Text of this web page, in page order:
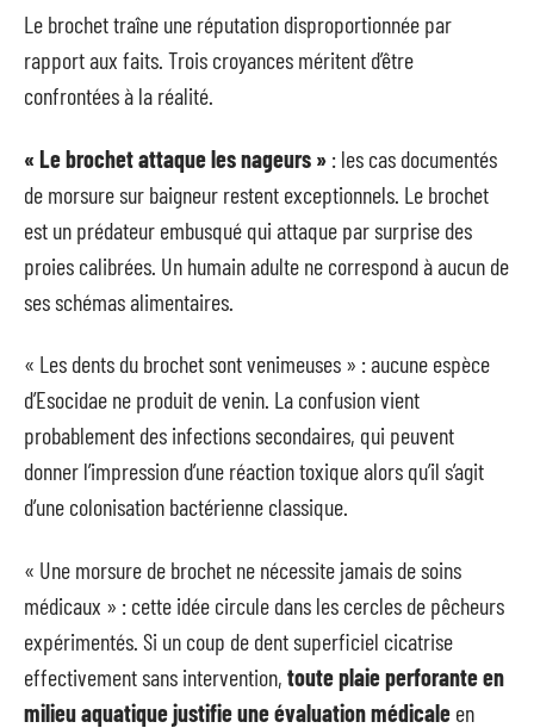
Le brochet traîne une réputation disproportionnée par
rapport aux faits. Trois croyances méritent d’être
confrontées à la réalité.
« Le brochet attaque les nageurs » : les cas documentés
de morsure sur baigneur restent exceptionnels. Le brochet
est un prédateur embusqué qui attaque par surprise des
proies calibrées. Un humain adulte ne correspond à aucun de
ses schémas alimentaires.
« Les dents du brochet sont venimeuses » : aucune espèce
d’Esocidae ne produit de venin. La confusion vient
probablement des infections secondaires, qui peuvent
donner l’impression d’une réaction toxique alors qu’il s’agit
d’une colonisation bactérienne classique.
« Une morsure de brochet ne nécessite jamais de soins
médicaux » : cette idée circule dans les cercles de pêcheurs
expérimentés. Si un coup de dent superficiel cicatrise
effectivement sans intervention, toute plaie perforante en
milieu aquatique justifie une évaluation médicale en